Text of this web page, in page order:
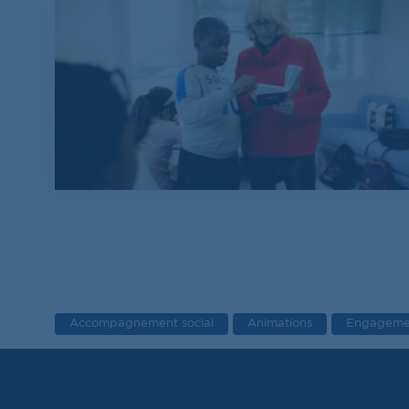
Tag:
Accompagnement social Tag:
Animations Tag: